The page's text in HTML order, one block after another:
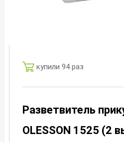
купили 94 раз
Разветвитель
OLESSON 1525 (2